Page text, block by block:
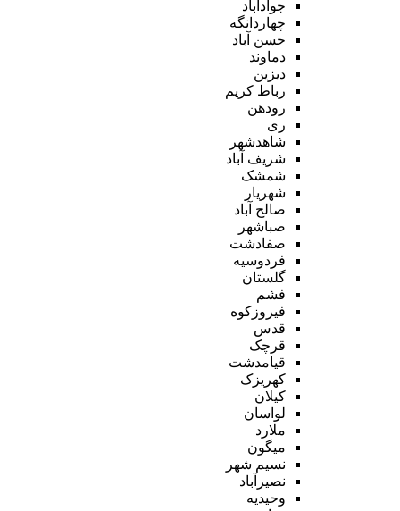
جوادآباد
چهاردانگه
حسن آباد
دماوند
دیزین
رباط کریم
رودهن
ری
شاهدشهر
شریف آباد
شمشک
شهریار
صالح آباد
صباشهر
صفادشت
فردوسیه
گلستان
فشم
فیروزکوه
قدس
قرچک
قیامدشت
کهریزک
کیلان
لواسان
ملارد
میگون
نسیم شهر
نصیرآباد
وحیدیه